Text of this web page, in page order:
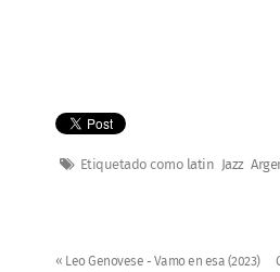
Etiquetado como latin Jazz
« Leo Genovese - Vamo en esa (2023)